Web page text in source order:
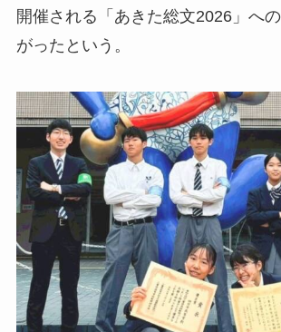
開催される「あきた総文2026」へ
がったという。